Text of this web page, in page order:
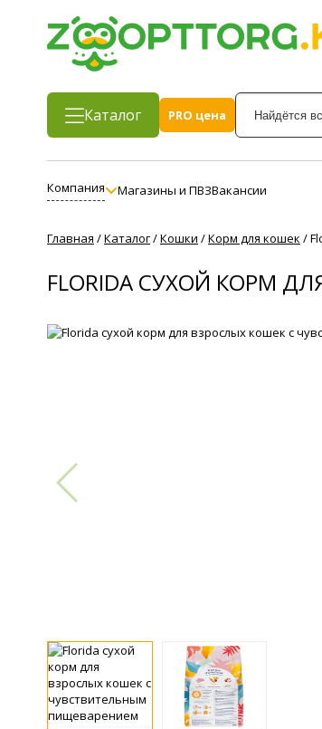
Каталог
PRO цена
Компания Магазины и ПВЗВакансии
Главная /Каталог/Кошки /Корм для кошек /
FLORIDA СУХОЙ КОРМ